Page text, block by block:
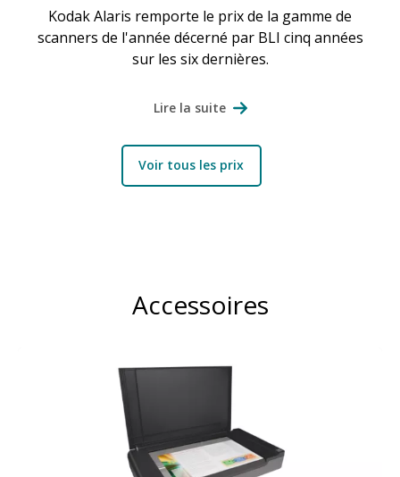
Kodak Alaris remporte le prix de la gamme de
scanners de l'année décerné par BLI cinq années
sur les six dernières.
Lire la suite
Voir tous les prix
Accessoires